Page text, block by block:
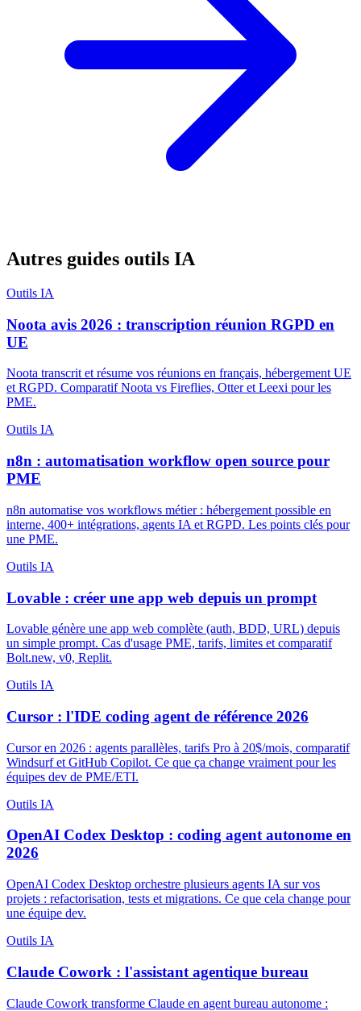
Autres guides outils IA
Outils IA
Noota avis 2026 : transcription réunion RGPD en
UE
Noota transcrit et résume vos réunions en français, hébergement UE
et RGPD. Comparatif Noota vs Fireflies, Otter et Leexi pour les
PME.
Outils IA
n8n : automatisation workflow open source pour
PME
n8n automatise vos workflows métier : hébergement possible en
interne, 400+ intégrations, agents IA et RGPD. Les points clés pour
une PME.
Outils IA
Lovable : créer une app web depuis un prompt
Lovable génère une app web complète (auth, BDD, URL) depuis
un simple prompt. Cas d'usage PME, tarifs, limites et comparatif
Bolt.new, v0, Replit.
Outils IA
Cursor : l'IDE coding agent de référence 2026
Cursor en 2026 : agents parallèles, tarifs Pro à 20$/mois, comparatif
Windsurf et GitHub Copilot. Ce que ça change vraiment pour les
équipes dev de PME/ETI.
Outils IA
OpenAI Codex Desktop : coding agent autonome en
2026
OpenAI Codex Desktop orchestre plusieurs agents IA sur vos
projets : refactorisation, tests et migrations. Ce que cela change pour
une équipe dev.
Outils IA
Claude Cowork : l'assistant agentique bureau
Claude Cowork transforme Claude en agent bureau autonome :